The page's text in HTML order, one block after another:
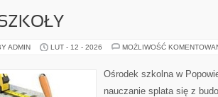
ADMIN LUT - 12 - 2026 MOŻLIWOŚĆ
Ośrodek szkolna w
nauczanie splata się z